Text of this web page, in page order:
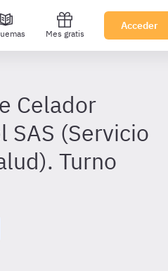
Mes gratis
Acceder
Celador
SAS (Servicio
Turno